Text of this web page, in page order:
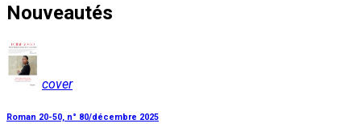
Nouveautés
cover
Roman 20-50, n° 80/décembre 2025